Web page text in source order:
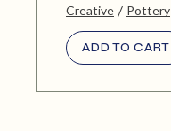
Creative Pottery
ADD TO CART